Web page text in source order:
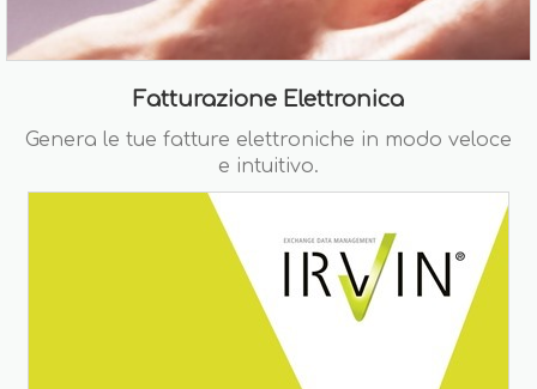
Fatturazione Elettronica
Genera le tue fatture elettroniche in modo veloce
e intuitivo.